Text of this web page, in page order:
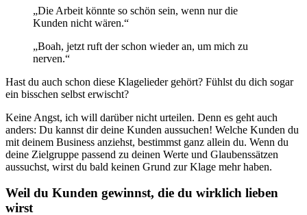
„Die Arbeit könnte so schön sein, wenn nur die
Kunden nicht wären.“
„Boah, jetzt ruft der schon wieder an, um mich zu
nerven.“
Hast du auch schon diese Klagelieder gehört? Fühlst du dich sogar
ein bisschen selbst erwischt?
Keine Angst, ich will darüber nicht urteilen. Denn es geht auch
anders: Du kannst dir deine Kunden aussuchen! Welche Kunden du
mit deinem Business anziehst, bestimmst ganz allein du. Wenn du
deine Zielgruppe passend zu deinen Werte und Glaubenssätzen
aussuchst, wirst du bald keinen Grund zur Klage mehr haben.
Weil du Kunden gewinnst, die du wirklich lieben
wirst